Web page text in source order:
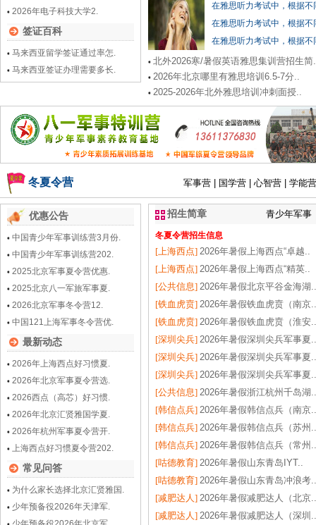
2026年电子科技大学2.
签证百科
马来西亚留学签证通过率怎.
马来西亚签证办理需要多长.
在雅思听力考试中，根据不
在雅思听力考试中，根据不
在雅思听力考试中，根据不
北外2026寒/暑假英语雅思集训营招生简
2026年北京哪里有雅思培训6.5-7分..
2025-2026年北外雅思培训冲刺面授..
冬夏令营 军事营 国学营 心智营 学能营
优惠公告
中国青少年军事训练营3月份.
中国青少年军事训练营202.
2025北京军事夏令营优惠.
2025北京八一军旅军事夏.
2026北京军事冬令营12.
中国121上海军事冬令营优.
最新动态
2026年上海西点好习惯夏.
2026年北京军事夏令营选.
2026西点（高芯）好习惯.
2026年北京汇贤雅国学夏.
2026年杭州军事夏令营开.
上海西点好习惯夏令营202.
常见问答
为什么家长选择北京汇贤雅国.
少年预备役2026年天津军.
招生简章 青少年军事
冬夏令营招生信息
[上海西点] 2026年暑假上海西点“卓越..
[上海西点] 2026年暑假上海西点“精英..
[公共信息] 2026年暑假北京平谷金海湖..
[铁血虎贲] 2026年暑假铁血虎贲（南京..
[铁血虎贲] 2026年暑假铁血虎贲（淮安..
[深圳尖兵] 2026年暑假深圳尖兵军事夏..
[深圳尖兵] 2026年暑假深圳尖兵军事夏..
[深圳尖兵] 2026年暑假深圳尖兵军事夏..
[公共信息] 2026年暑假浙江杭州千岛湖..
[韩信点兵] 2026年暑假韩信点兵（南京..
[韩信点兵] 2026年暑假韩信点兵（苏州..
[韩信点兵] 2026年暑假韩信点兵（常州..
[咕德教育] 2026年暑假山东青岛IYT..
[咕德教育] 2026年暑假山东青岛冲浪考..
[减肥达人] 2026年暑假减肥达人（北京..
[减肥达人] 2026年暑假减肥达人（深圳..